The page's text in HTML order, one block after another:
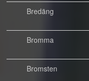
Bredäng
Bromma
Bromsten